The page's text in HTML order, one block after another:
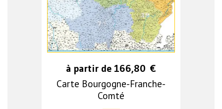
à partir de 166,80 €
Carte Bourgogne-Franche-
Comté